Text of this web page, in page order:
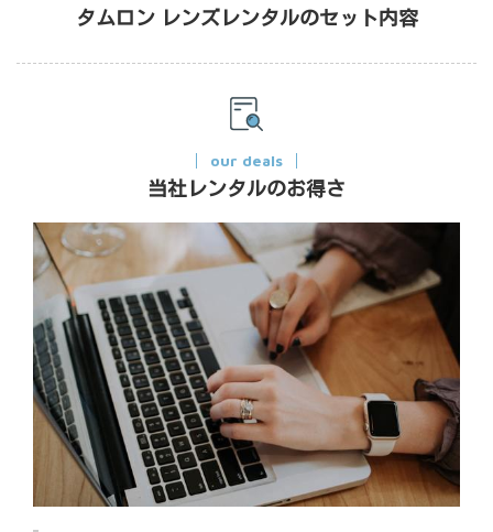
タムロン レンズレンタルのセット内容
our deals
当社レンタルのお得さ